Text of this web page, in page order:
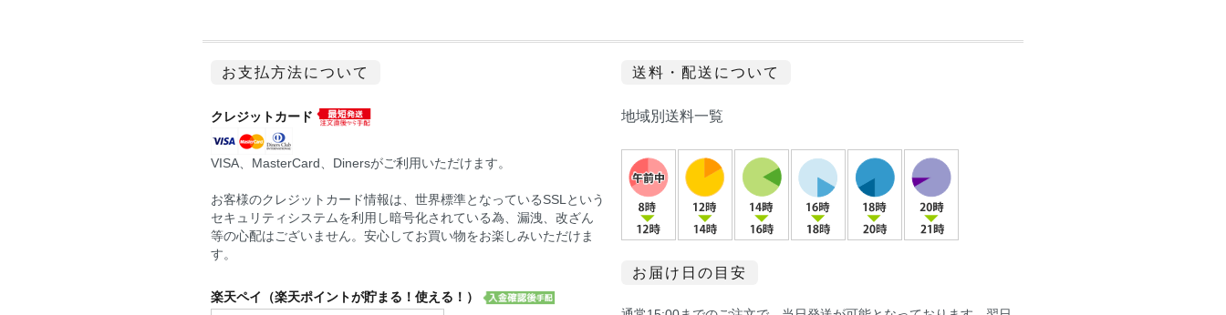
お支払方法について
クレジットカード
VISA、MasterCard、Dinersがご利用いただけます。
お客様のクレジットカード情報は、世界標準となっているSSLという
セキュリティシステムを利用し暗号化されている為、漏洩、改ざん
等の心配はございません。安心してお買い物をお楽しみいただけま
す。
楽天ペイ（楽天ポイントが貯まる！使える！）
送料・配送について
地域別送料一覧
お届け日の目安